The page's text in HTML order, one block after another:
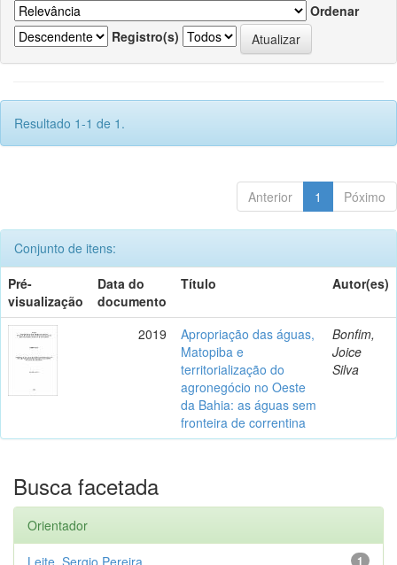
Ordenar
Registro(s)
Resultado 1-1 de 1.
Anterior 1 Póximo
Conjunto de itens:
Pré-
visualização
Data do
documento
Título Autor(es)
2019
Apropriação das águas,
Matopiba e
territorialização do
agronegócio no Oeste
da Bahia: as águas sem
fronteira de correntina
Bonfim,
Joice
Silva
Busca facetada
Orientador
1
Leite, Sergio Pereira